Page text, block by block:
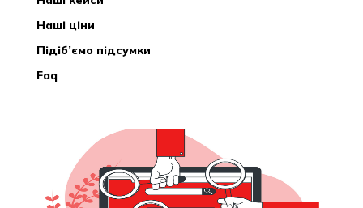
наші ціни
підіб’ємо підсумки
faq